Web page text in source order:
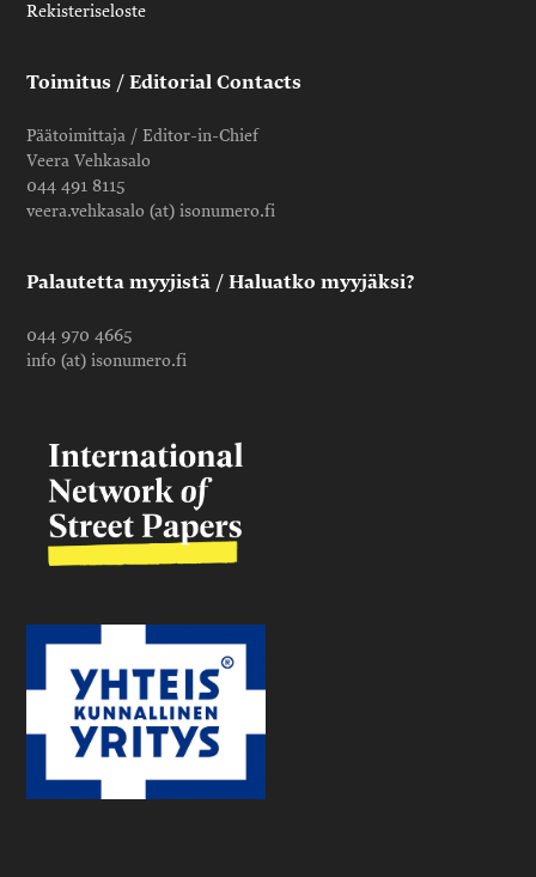
Rekisteriseloste
Toimitus / Editorial Contacts
Päätoimittaja / Editor-in-Chief
Veera Vehkasalo
044 491 8115
veera.vehkasalo (at) isonumero.fi
Palautetta myyjistä / Haluatko myyjäksi?
044 970 4665
info (at) isonumero.fi